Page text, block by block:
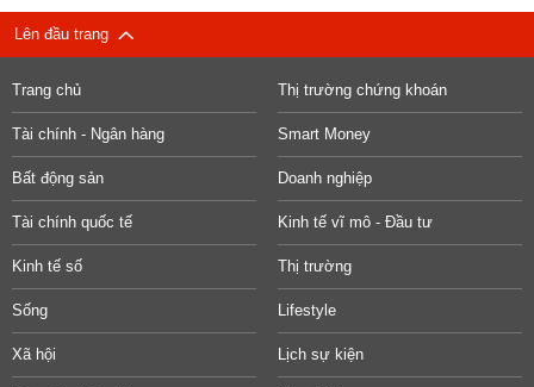
Lên đầu trang
Trang chủ Thị trường chứng khoán
Tài chính - Ngân hàng Smart Money
Bất động sản Doanh nghiệp
Tài chính quốc tế Kinh tế vĩ mô - Đầu tư
Kinh tế số Thị trường
Sống Lifestyle
Xã hội Lịch sự kiện